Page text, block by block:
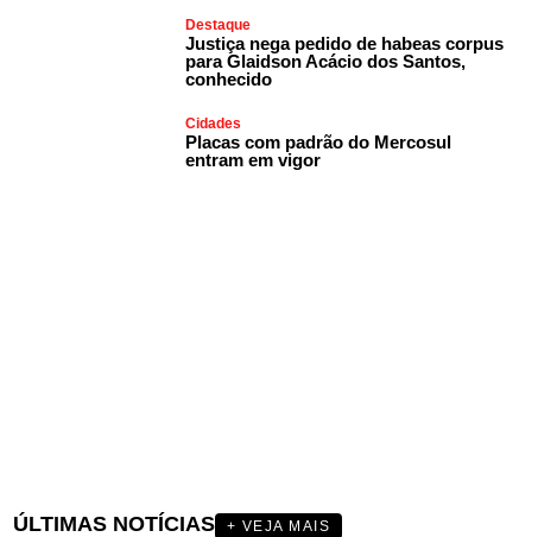
Destaque
Justiça nega pedido de habeas corpus
para Glaidson Acácio dos Santos,
conhecido
Cidades
Placas com padrão do Mercosul
entram em vigor
ÚLTIMAS NOTÍCIAS
+ VEJA MAIS